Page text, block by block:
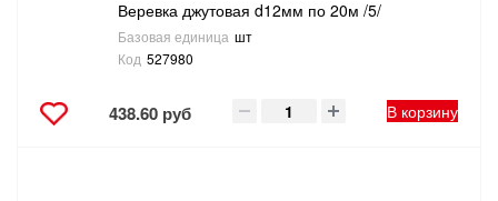
Веревка джутовая d12мм по 20м /5/
Базовая единица шт
Код 527980
438.60 руб В корзину